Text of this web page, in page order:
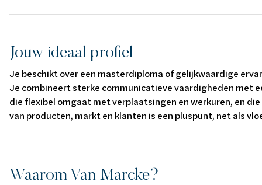
Jouw ideaal profiel
Je beschikt over een masterdiploma of gelijkwaardige
Je combineert sterke communicatieve vaardigheden met
die flexibel omgaat met verplaatsingen en werkuren, en
van producten, markt en klanten is een pluspunt, net als
Waarom Van Marcke?